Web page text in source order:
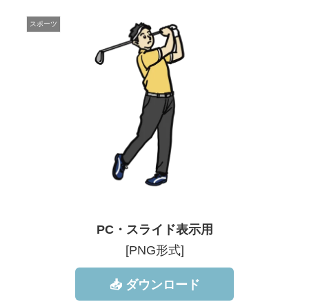
スポーツ
PC・スライド表示用
[PNG形式]
📥 ダウンロード